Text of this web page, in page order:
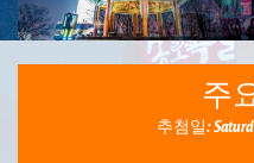
주
추첨일: